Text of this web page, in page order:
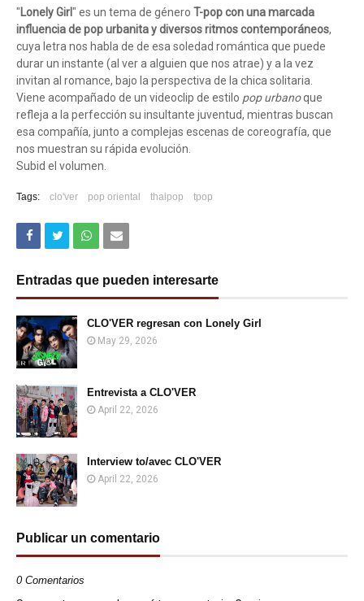
"Lonely Girl" es un tema de género T-pop con una marcada
influencia de pop urbanita y diversos ritmos contemporáneos,
cuya letra nos habla de de esa soledad romántica que puede
durar un instante (al ver a alguien que nos atrae) y a la vez
invitan al romance, bajo la perspectiva de la chica solitaria.
Viene acompañado de un videoclip de estilo pop urbanoque
refleja a la perfección su insultante juventud, mientras buscan
esa compañía, junto a complejas escenas de coreografía, que
nos muestran su rápida evolución.
Subid el volumen.
Tags: clo'ver pop oriental thaipop tpop
Entradas que pueden interesarte
CLO'VER regresan con Lonely Girl
May 29, 2026
Entrevista a CLO'VER
April 22, 2026
Interview to/avec CLO'VER
April 22, 2026
Publicar un comentario
0 Comentarios